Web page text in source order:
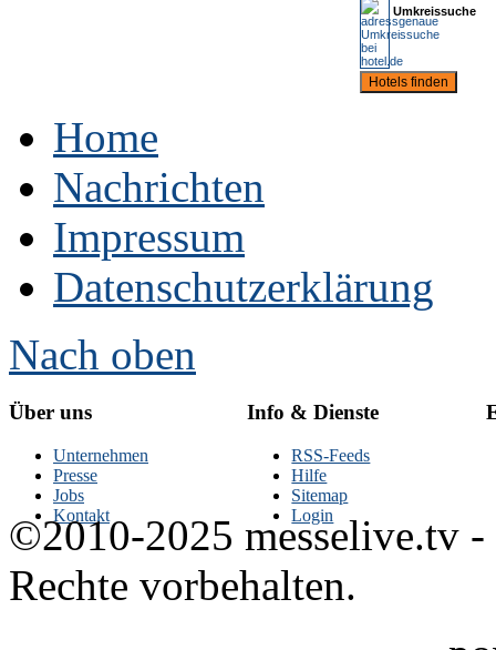
Umkreissuche
Home
Nachrichten
Impressum
Datenschutzerklärung
Nach oben
Über uns
Unternehmen
Presse
Jobs
Kontakt
Info & Dienste
RSS-Feeds
Hilfe
Sitemap
Login
©2010-2025 messelive.tv -
Rechte vorbehalten.